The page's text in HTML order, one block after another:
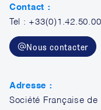
Contact :
Tel :
Nous contacter
Adresse :
Société Française de